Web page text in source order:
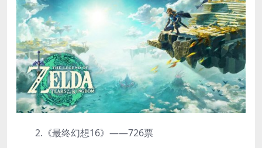
2.《最终幻想16》——726票